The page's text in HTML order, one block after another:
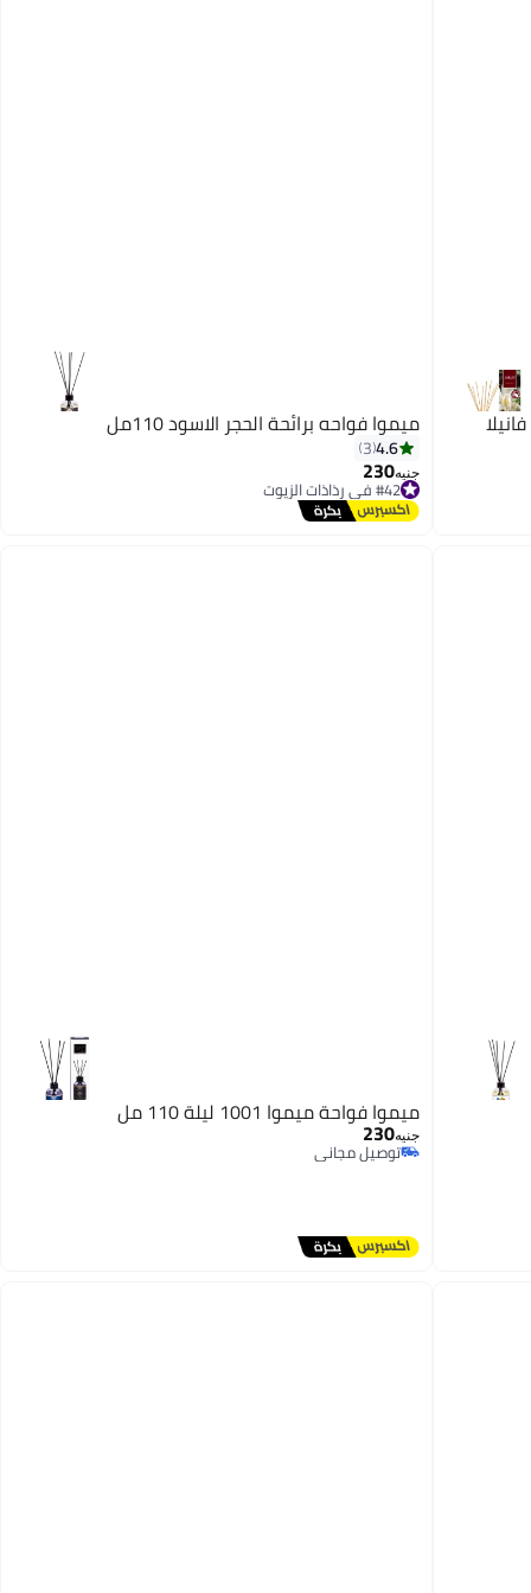
ميموا فواحه برائحة الحجر الاسود 110مل
4.6
3
جنيه230
#42 في رذاذات الزيوت
توصيل مجاني
#42 في رذاذات الزيوت
ميموا فواحة ميموا 1001 ليلة 110 مل
جنيه230
توصيل مجاني